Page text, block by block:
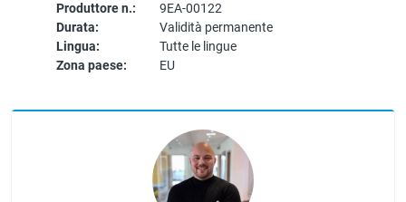
Produttore n.:
9EA-00122
Durata:
Validità permanente
Lingua:
Tutte le lingue
Zona paese:
EU